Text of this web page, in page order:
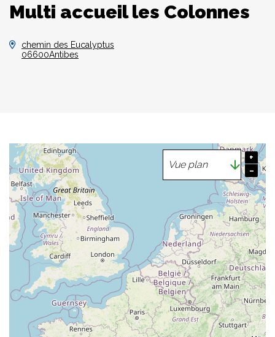
Multi accueil les Colonnes
chemin des Eucalyptus
06600Antibes
+
−